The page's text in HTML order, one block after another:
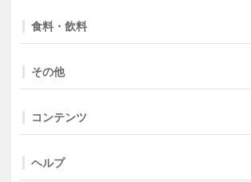
食料・飲料
その他
コンテンツ
ヘルプ